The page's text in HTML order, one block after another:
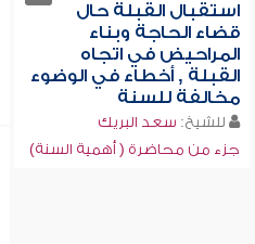
استقبال القبلة حال
قضاء الحاجة وبناء
المراحيض في اتجاه
القبلة , أخطاء في الوضوء
مخالفة للسنة
للشيخ: سعد البريك
جزء من محاضرة ( أهمية السنة)